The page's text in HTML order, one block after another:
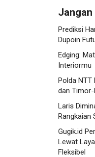
Prediksi
Dupoin
Edging:
Interiormu
Polda NTT
dan
Laris
Rangkaian
Gugik.id
Lewat
Fleksibel